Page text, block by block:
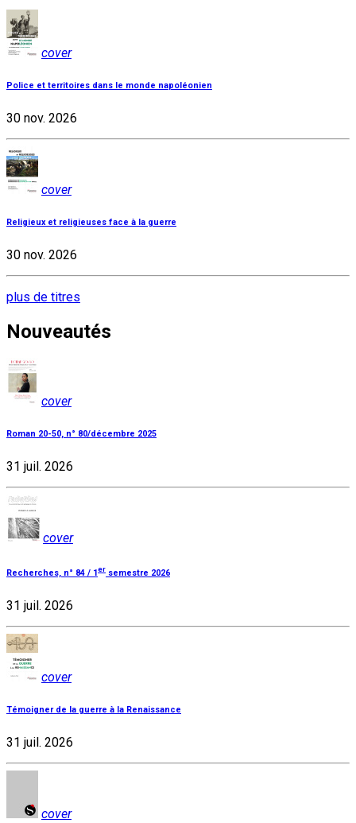
cover
Police et territoires dans le monde napoléonien
30 nov. 2026
cover
Religieux et religieuses face à la guerre
30 nov. 2026
plus de titres
Nouveautés
cover
Roman 20-50, n° 80/décembre 2025
31 juil. 2026
cover
Recherches, n° 84 / 1er semestre 2026
31 juil. 2026
cover
Témoigner de la guerre à la Renaissance
31 juil. 2026
cover